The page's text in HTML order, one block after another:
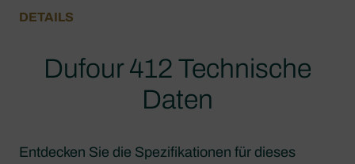
DETAILS
Dufour 412 Technische
Daten
Entdecken Sie die Spezifikationen für dieses